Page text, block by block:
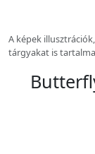
A képek
tárgyakat is